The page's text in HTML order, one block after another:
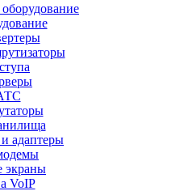
адаптеры
экраны
VoIP